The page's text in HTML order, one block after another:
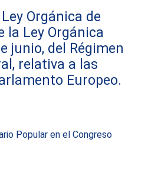
Orgánica de
la Ley Orgánica
junio, del Régimen
relativa a las
Europeo.
Popular en el Congreso